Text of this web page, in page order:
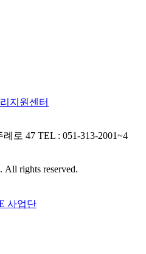
지원센터
례로 47 TEL : 051-313-2001~4
rights reserved.
사업단